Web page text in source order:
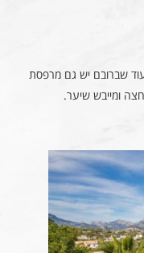
שברובם יש גם מרפסת
ומייבש שיער.